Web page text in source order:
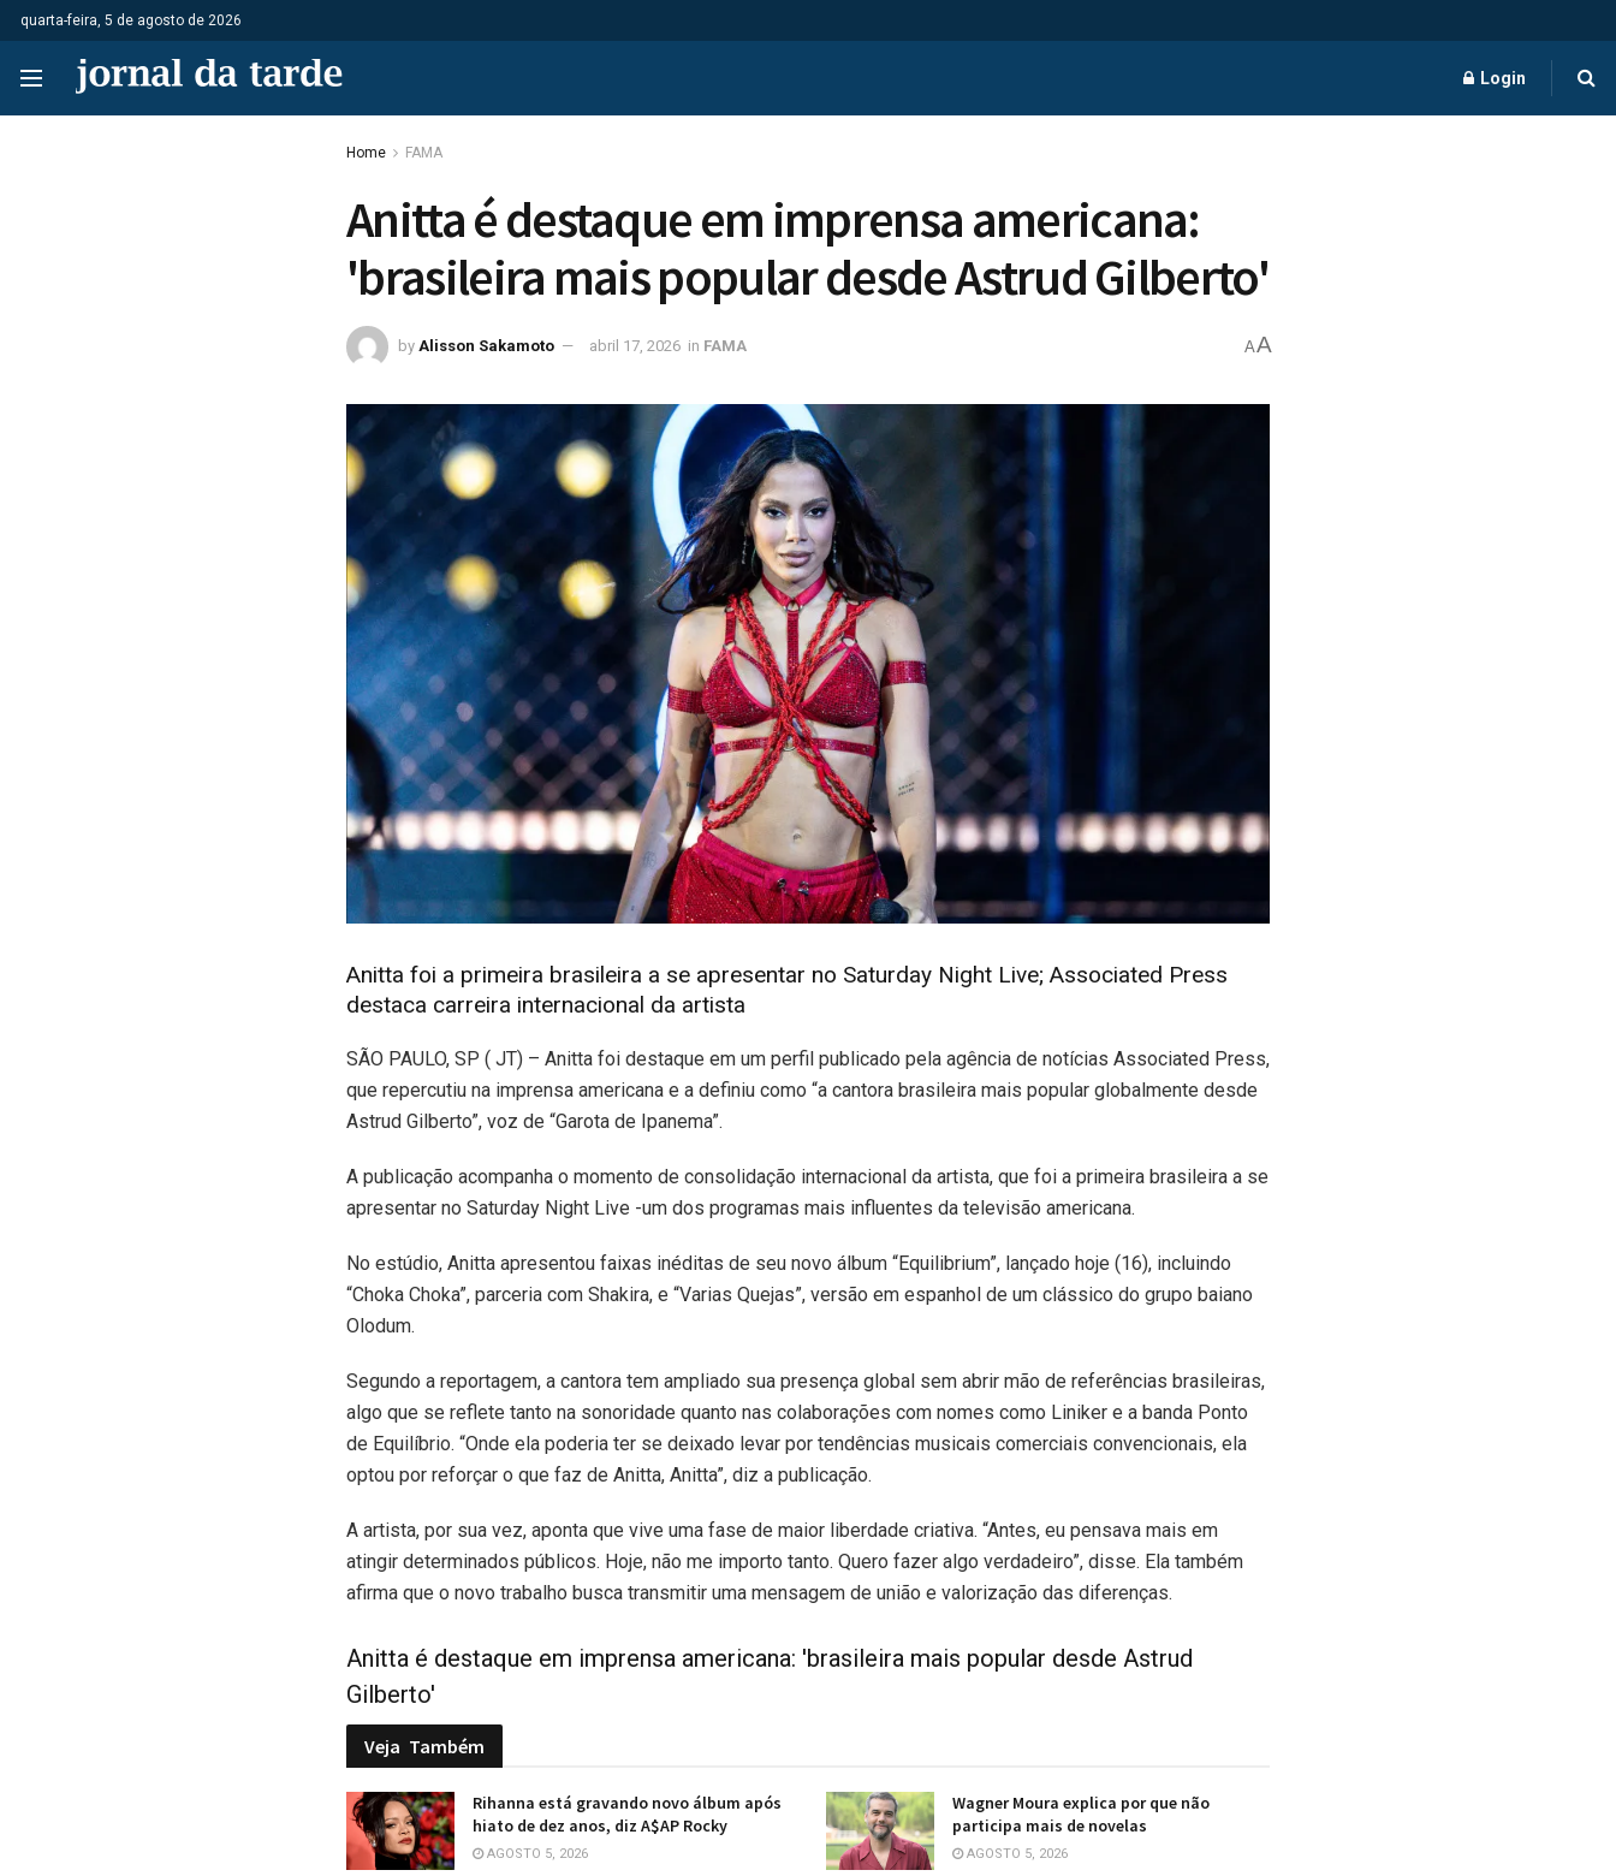
quarta-feira, 5 de agosto de 2026
Login
Home FAMA
Anitta é destaque em imprensa americana:
'brasileira mais popular desde Astrud Gilberto'
by Alisson Sakamoto abril 17, 2026 in FAMA AA
Anitta foi a primeira brasileira a se apresentar no Saturday Night Live; Associated Press
destaca carreira internacional da artista
SÃO PAULO, SP ( JT) – Anitta foi destaque em um perfil publicado pela agência de notícias Associated Press,
que repercutiu na imprensa americana e a definiu como “a cantora brasileira mais popular globalmente desde
Astrud Gilberto”, voz de “Garota de Ipanema”.
A publicação acompanha o momento de consolidação internacional da artista, que foi a primeira brasileira a se
apresentar no Saturday Night Live -um dos programas mais influentes da televisão americana.
No estúdio, Anitta apresentou faixas inéditas de seu novo álbum “Equilibrium”, lançado hoje (16), incluindo
“Choka Choka”, parceria com Shakira, e “Varias Quejas”, versão em espanhol de um clássico do grupo baiano
Olodum.
Segundo a reportagem, a cantora tem ampliado sua presença global sem abrir mão de referências brasileiras,
algo que se reflete tanto na sonoridade quanto nas colaborações com nomes como Liniker e a banda Ponto
de Equilíbrio. “Onde ela poderia ter se deixado levar por tendências musicais comerciais convencionais, ela
optou por reforçar o que faz de Anitta, Anitta”, diz a publicação.
A artista, por sua vez, aponta que vive uma fase de maior liberdade criativa. “Antes, eu pensava mais em
atingir determinados públicos. Hoje, não me importo tanto. Quero fazer algo verdadeiro”, disse. Ela também
afirma que o novo trabalho busca transmitir uma mensagem de união e valorização das diferenças.
Anitta é destaque em imprensa americana: 'brasileira mais popular desde Astrud
Gilberto'
Veja Também
Rihanna está gravando novo álbum após
hiato de dez anos, diz A$AP Rocky
AGOSTO 5, 2026
Wagner Moura explica por que não
participa mais de novelas
AGOSTO 5, 2026